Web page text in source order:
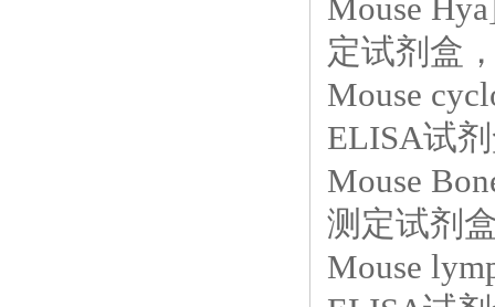
Mouse
定试剂盒
Mouse
ELISA试
Mouse
测定试剂
Mouse